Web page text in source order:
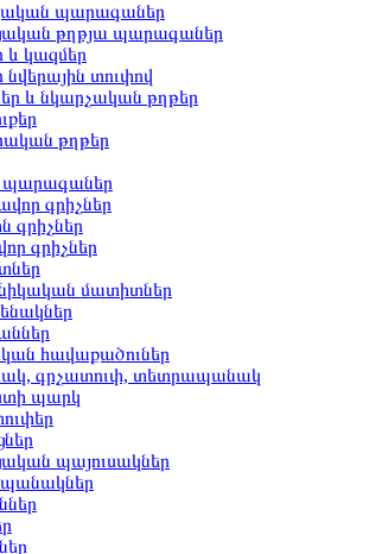
պարագաներ
թղթյա պարագաներ
և կազմեր
նվերային տուփով
և նկարչական թղթեր
թղթեր
պարագաներ
գրիչներ
գրիչներ
գրիչներ
մատիտներ
հավաքածուներ
գրչատուփ, տետրապանակ
պարկ
պայուսակներ